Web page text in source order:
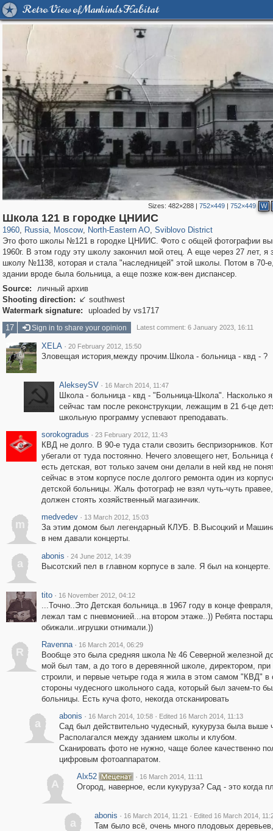
Retro View of Mankind's Habitat
Sizes: 482×288| 752×449| 752×449 W
Школа 121 в городке ЦНИИС
1960, Russia
1,406,144 29,243
, Moscow
319,779 8,286
, North-Eastern AO
24,488 250
, Sviblovo District
539
Это фото школы №121 в городке ЦНИИС. Фото с общей фотографии
1960г. В этом году эту школу закончил мой отец. А еще через 27 лет, я
школу №1138, которая и стала "наследницей" этой школы. Потом в 70-
здании вроде была больница, а еще позже кож-вен диспансер.
Source:
личный архив
Shooting direction:  southwest
Watermark signature:
uploaded by vs1717
17
Sign in to share your opinion Latest comment: 6 January 2023, 16:11
XELA · 20 February 2012, 15:50
Зловещая история,между прочим.Школа - больница - квд - ?
AlekseySV · 16 March 2014, 11:47
Школа - больница - квд - "Больница-Школа". Насколько
сейчас там после реконструкции, лежащим в 21 б-це
школьную программу успевают преподавать.
sorokogradus · 23 February 2012, 11:43
КВД не долго. В 90-е туда стали свозить беспризорников.
убегали от туда постоянно. Нечего зловещего нет, Больница
есть детская, вот только зачем они делали в ней квд не
сейчас в этом корпусе после долгого ремонта один из
детской больницы. Жаль фотограф не взял чуть-чуть
должен стоять хозяйственный магазинчик.
m
medvedev · 13 March 2012, 15:03
За этим домом был легендарный КЛУБ. В.Высоцкий и
в нем давали концерты.
a
abonis · 24 June 2012, 14:39
Высотский пел в главном корпусе в зале. Я был на концерте.
tito · 16 November 2012, 04:12
...Точно..Это Детская больница..в 1967 году в конце
лежал там с пневмонией...на втором этаже..)) Ребята
обижали..игрушки отнимали.))
R
Ravenna · 16 March 2014, 06:29
Вообще это была средняя школа № 46 Северной железной
мой был там, а до того в деревянной школе, директором,
строили, и первые четыре года я жила в этом самом "КВД"
стороны чудесного школьного сада, который был зачем-то
больницы. Есть куча фото, некогда отсканировать
a
abonis · 16 March 2014, 10:58 · Edited 16 March 2014, 11:13
Сад был действительно чудесный, кукуруза была выше
Располагался между зданием школы и клубом.
Сканировать фото не нужно, чаще более качественно
цифровым фотоаппаратом.
A
Alx52 · 16 March 2014, 11:11
Огород, наверное, если кукуруза? Сад - это когда
a
abonis · 16 March 2014, 11:21 · Edited 16 March 2014,
Там было всё, очень много плодовых